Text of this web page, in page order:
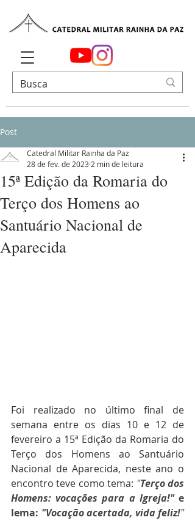
Post
15ª Edição da Romaria do
Terço dos Homens ao
Santuário Nacional de
Aparecida
Catedral Militar Rainha da Paz
28 de fev. de 2023 2 min de leitura
Foi realizado no último final de
semana entre os dias 10 e 12 de
fevereiro a 15ª Edição da Romaria do
Terço dos Homens ao Santuário
Nacional de Aparecida, neste ano o
encontro teve como tema: "Terço dos
Homens: vocações para a Igreja!" e
lema: "Vocação acertada, vida feliz! "